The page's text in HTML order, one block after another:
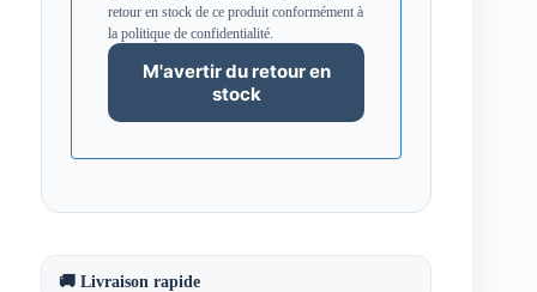
retour en stock de ce produit conformément à
la politique de confidentialité.
🚚 Livraison rapide